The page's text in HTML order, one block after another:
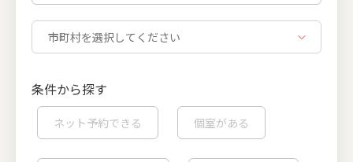
条件から探す
ネット予約できる 個室がある